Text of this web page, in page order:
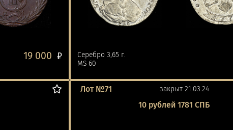
19 000 ₽
Серебро 3,65 г.
MS 60
Лот №71 закрыт 21.03.24
10 рублей 1781 СПБ